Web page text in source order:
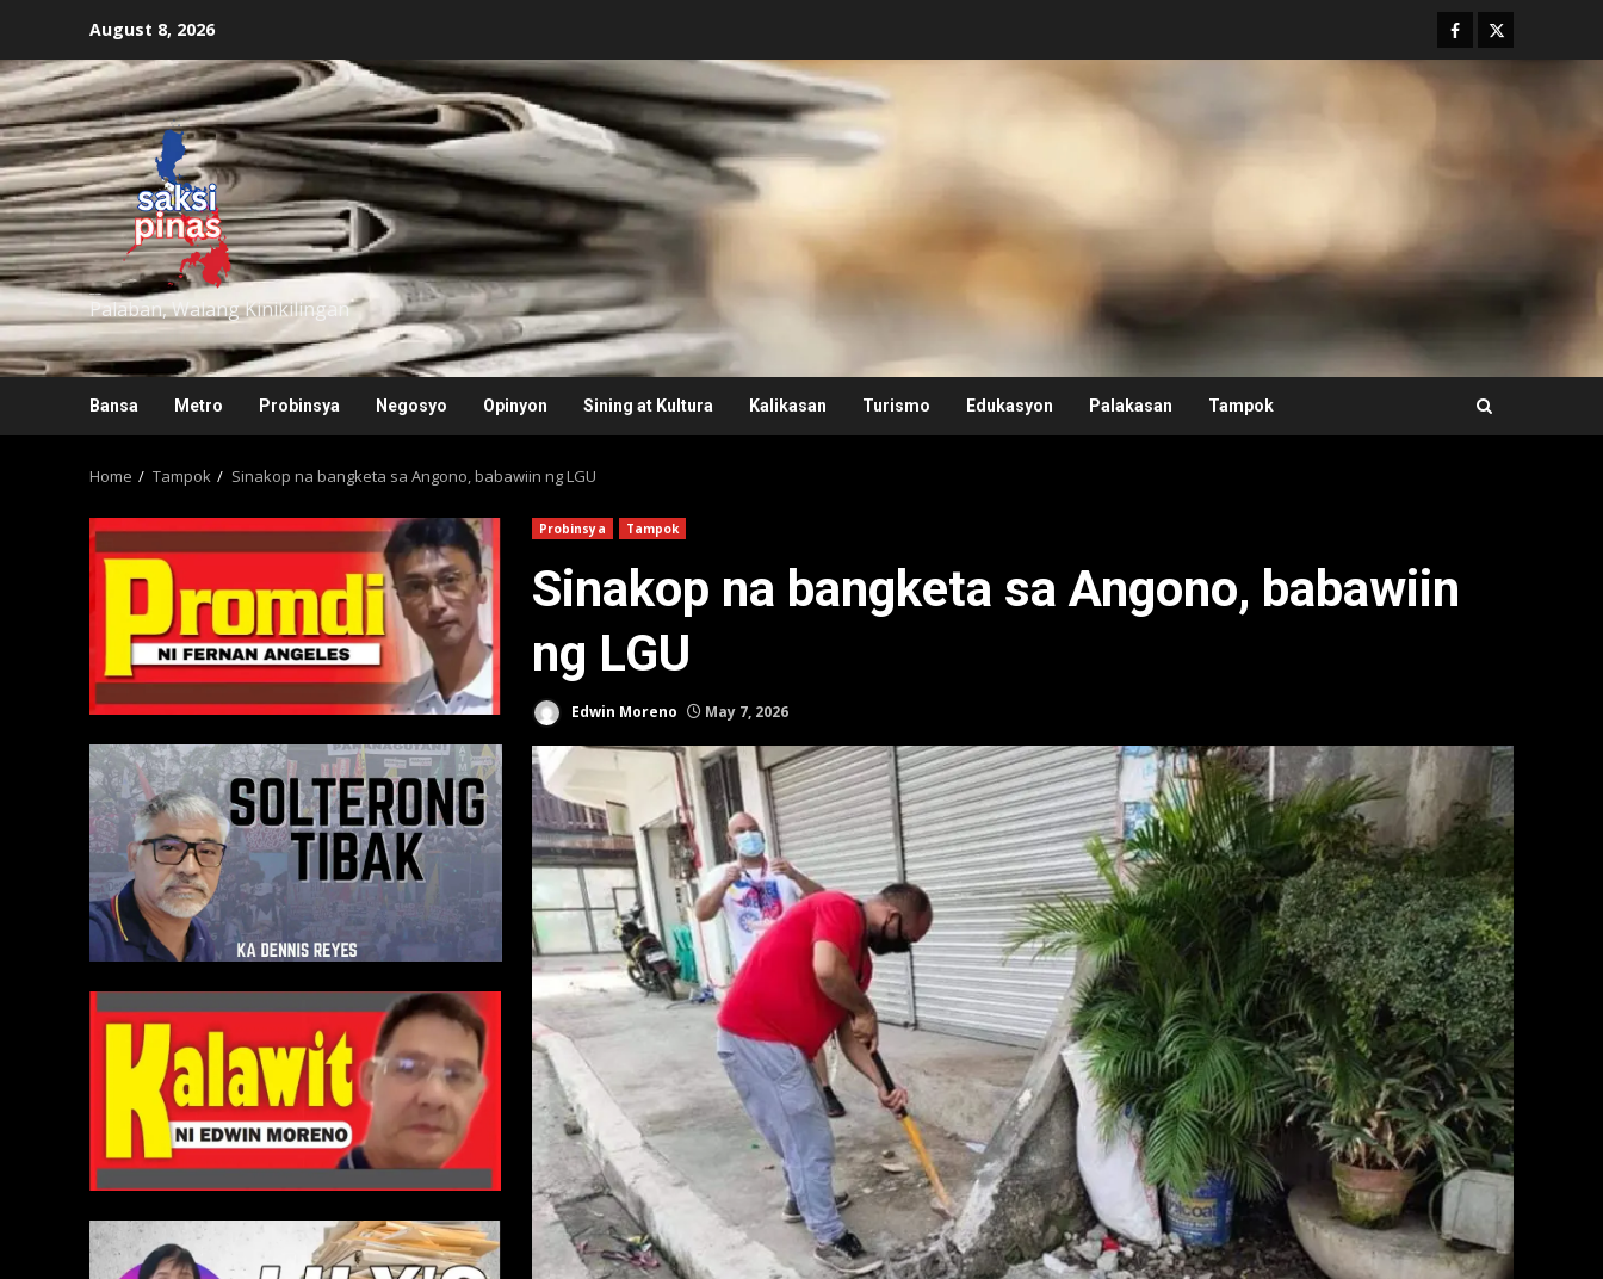
content
August 8, 2026 Facebook
Twitter
Palaban, Walang Kinikilingan
Bansa Metro Probinsya Negosyo Opinyon Sining at Kultura Kalikasan Turismo Edukasyon Palakasan Tampok
Home Tampok Sinakop na bangketa sa Angono, babawiin ng LGU
Probinsya Tampok
Sinakop na bangketa sa Angono, babawiin
ng LGU
Edwin Moreno May 7, 2026